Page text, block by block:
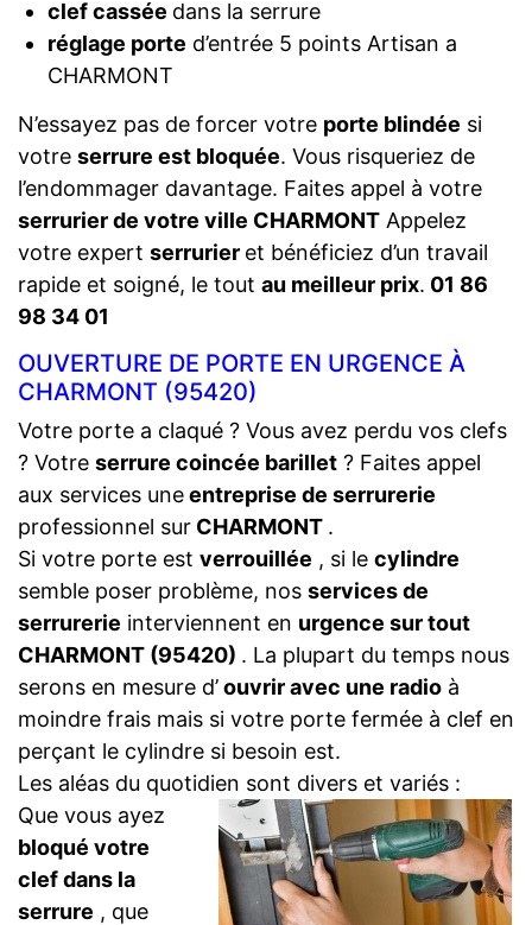
clef cassée dans la serrure
réglage porte d’entrée 5 points Artisan a
CHARMONT
N’essayez pas de forcer votre porte blindée si
votre serrure est bloquée. Vous risqueriez de
l’endommager davantage. Faites appel à votre
serrurier de votre ville CHARMONT Appelez
votre expert serrurier et bénéficiez d’un travail
rapide et soigné, le tout au meilleur prix. 01 86
98 34 01
OUVERTURE DE PORTE EN URGENCE À
CHARMONT (95420)
Votre porte a claqué ? Vous avez perdu vos clefs
? Votre serrure coincée barillet ? Faites appel
aux services uneentreprise de serrurerie
professionnel sur CHARMONT .
Si votre porte est verrouillée , si le cylindre
semble poser problème, nos services de
serrurerie interviennent en urgence sur tout
CHARMONT (95420) . La plupart du temps nous
serons en mesure d’ouvrir avec une radio à
moindre frais mais si votre porte fermée à clef en
perçant le cylindre si besoin est.
Les aléas du quotidien sont divers et variés :
Que vous ayez
bloqué votre
clef dans la
serrure , que